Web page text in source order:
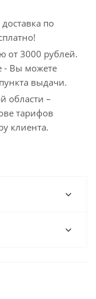
по
от 3000 рублей.
- Вы можете
выдачи.
области –
тарифов
клиента.